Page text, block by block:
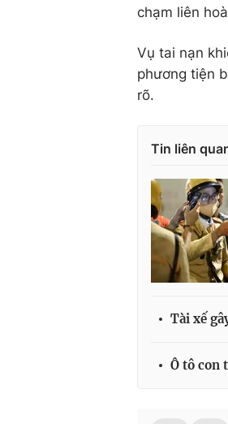
chạm liên
Vụ tai nạn
phương tiện
rõ.
Tin liên
Tài xế
Ô tô con